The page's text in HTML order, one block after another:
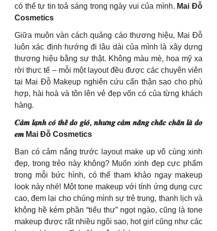
có thể tự tin toả sáng trong ngày vui của mình. Mai Đỗ
Cosmetics
Giữa muôn vàn cách quảng cáo thương hiệu, Mai Đỗ
luôn xác định hướng đi lâu dài của mình là xây dựng
thương hiệu bằng sự thật. Không màu mè, hoa mỹ xa
rời thực tế – mỗi một layout đều được các chuyên viên
tại Mai Đỗ Makeup nghiên cứu cẩn thận sao cho phù
hợp, hài hoà và tôn lên vẻ đẹp vốn có của từng khách
hàng.
𝑪𝒂̉𝒎 𝒍𝒂̣𝒏𝒉 𝒄𝒐́ 𝒕𝒉𝒆̂̉ 𝒅𝒐 𝒈𝒊𝒐́, 𝒏𝒉𝒖̛𝒏𝒈 𝒄𝒂̉𝒎 𝒏𝒂̆́𝒏𝒈 𝒄𝒉𝒂̆́𝒄 𝒄𝒉𝒂̆́𝒏 𝒍𝒂̀ 𝒅𝒐
𝒆𝒎 Mai Đỗ Cosmetics
Bạn có cảm nắng trước layout make up vô cùng xinh
đẹp, trong trẻo này không? Muốn xinh đẹp cực phẩm
trong mỗi bức hình, có thể tham khảo ngay makeup
look này nhé! Một tone makeup với tính ứng dụng cực
cao, đem lại cho chúng mình sự trẻ trung, thanh lịch và
không hề kém phần “tiểu thư” ngọt ngào, cũng là tone
makeup được rất nhiều ngôi sao, hot girl cũng như các